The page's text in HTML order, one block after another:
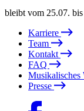
bleibt vom 25.07.
Karriere
Team
Kontakt
FAQ
Musikalisches
Presse